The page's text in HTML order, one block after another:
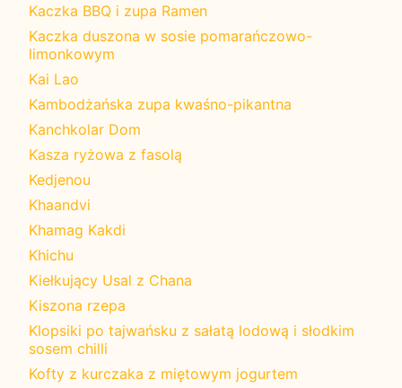
Kaczka BBQ i zupa Ramen
Kaczka duszona w sosie pomarańczowo-
limonkowym
Kai Lao
Kambodżańska zupa kwaśno-pikantna
Kanchkolar Dom
Kasza ryżowa z fasolą
Kedjenou
Khaandvi
Khamag Kakdi
Khichu
Kiełkujący Usal z Chana
Kiszona rzepa
Klopsiki po tajwańsku z sałatą lodową i słodkim
sosem chilli
Kofty z kurczaka z miętowym jogurtem